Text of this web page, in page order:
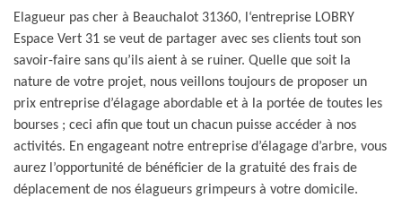
Elagueur pas cher à Beauchalot 31360, l‘entreprise LOBRY
Espace Vert 31 se veut de partager avec ses clients tout son
savoir-faire sans qu’ils aient à se ruiner. Quelle que soit la
nature de votre projet, nous veillons toujours de proposer un
prix entreprise d’élagage abordable et à la portée de toutes les
bourses ; ceci afin que tout un chacun puisse accéder à nos
activités. En engageant notre entreprise d’élagage d’arbre, vous
aurez l’opportunité de bénéficier de la gratuité des frais de
déplacement de nos élagueurs grimpeurs à votre domicile.